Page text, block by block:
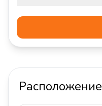
Расположение